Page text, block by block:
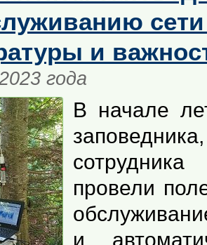
и
года
В начале
провели
и